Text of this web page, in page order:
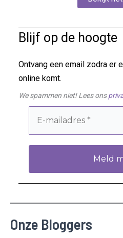
Blijf op de hoogte
Ontvang een email zodra er
online komt.
We spammen niet! Lees ons
Onze Bloggers